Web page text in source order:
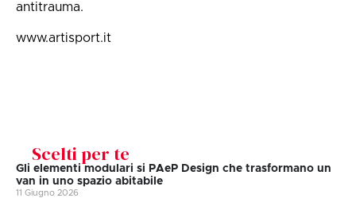
antitrauma.
www.artisport.it
Scelti per te
Gli elementi modulari si PAeP Design che trasformano un
van in uno spazio abitabile
11 Giugno 2026